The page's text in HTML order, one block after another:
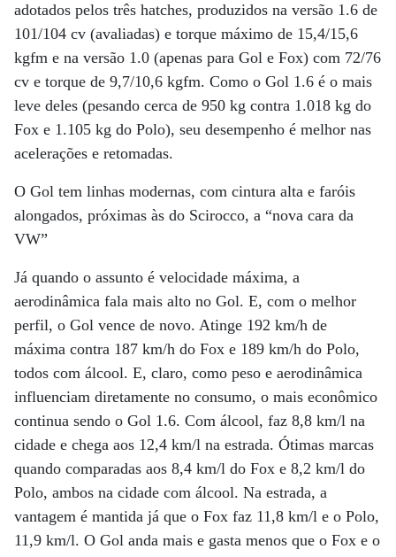
adotados pelos três hatches, produzidos na versão 1.6 de
101/104 cv (avaliadas) e torque máximo de 15,4/15,6
kgfm e na versão 1.0 (apenas para Gol e Fox) com 72/76
cv e torque de 9,7/10,6 kgfm. Como o Gol 1.6 é o mais
leve deles (pesando cerca de 950 kg contra 1.018 kg do
Fox e 1.105 kg do Polo), seu desempenho é melhor nas
acelerações e retomadas.
O Gol tem linhas modernas, com cintura alta e faróis
alongados, próximas às do Scirocco, a “nova cara da
VW”
Já quando o assunto é velocidade máxima, a
aerodinâmica fala mais alto no Gol. E, com o melhor
perfil, o Gol vence de novo. Atinge 192 km/h de
máxima contra 187 km/h do Fox e 189 km/h do Polo,
todos com álcool. E, claro, como peso e aerodinâmica
influenciam diretamente no consumo, o mais econômico
continua sendo o Gol 1.6. Com álcool, faz 8,8 km/l na
cidade e chega aos 12,4 km/l na estrada. Ótimas marcas
quando comparadas aos 8,4 km/l do Fox e 8,2 km/l do
Polo, ambos na cidade com álcool. Na estrada, a
vantagem é mantida já que o Fox faz 11,8 km/l e o Polo,
11,9 km/l. O Gol anda mais e gasta menos que o Fox e o